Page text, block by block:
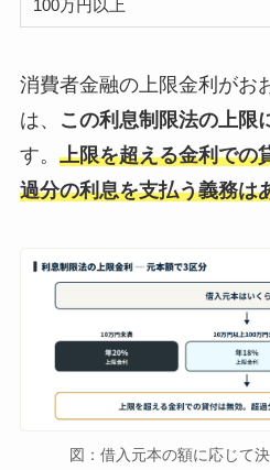
100万円以上
消費者金融の上限金利がお
は、
この利息制限法の上限
す。 上限を超える金利での
過分の利息を支払う義務は
図：借入元本の額に応じて